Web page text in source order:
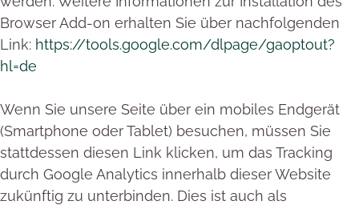
Browser Add-on erhalten Sie über nachfolgenden
Link: https://tools.google.com/dlpage/gaoptout?
hl=de
Wenn Sie unsere Seite über ein mobiles Endgerät
(Smartphone oder Tablet) besuchen, müssen Sie
stattdessen diesen Link klicken, um das Tracking
durch Google Analytics innerhalb dieser Website
zukünftig zu unterbinden. Dies ist auch als